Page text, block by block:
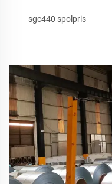
sgc440 spolpris